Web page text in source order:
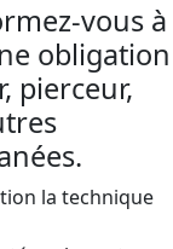
vous à
obligation
pierceur,
la technique